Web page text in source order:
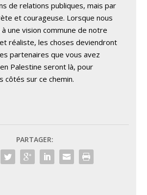
de relations publiques, mais par
et courageuse. Lorsque nous
une vision commune de notre
réaliste, les choses deviendront
partenaires que vous avez
Palestine seront là, pour
côtés sur ce chemin.
PARTAGER: